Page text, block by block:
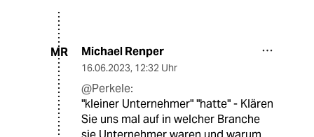
MR Michael Renper
16.06.2023, 12:32 Uhr
@Perkele:
"kleiner Unternehmer" "hatte" - Klären
Sie uns mal auf in welcher Branche